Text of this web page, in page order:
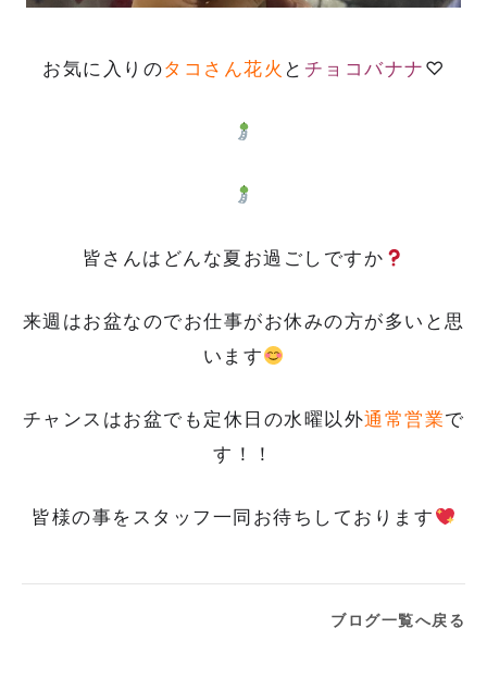
お気に入りのタコさん花火 と チョコバナナ ♡
皆さんはどんな夏お過ごしですか
来週はお盆なのでお仕事がお休みの方が多いと思
います
チャンスはお盆でも定休日の水曜以外通常営業で
す！！
皆様の事をスタッフ一同お待ちしております
ブログ一覧へ戻る